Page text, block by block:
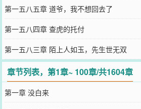
第一五八五章 道爷，我不想回去了
第一五八四章 查虎的托付
第一五八三章 陌上人如玉，先生世无双
章节列表，第1章~ 100章/共1604章
第一章 没白来